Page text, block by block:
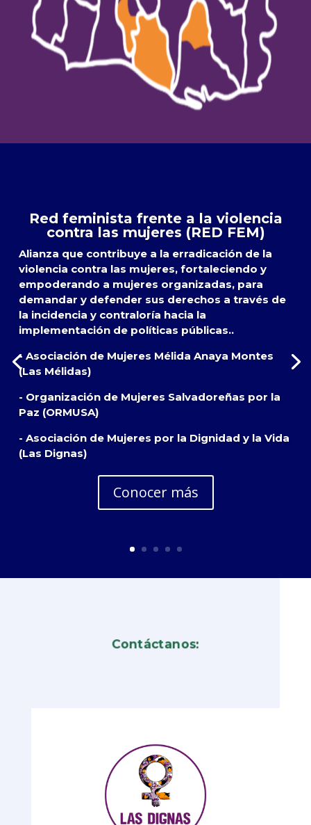
Red feminista frente a la violencia
contra las mujeres (RED FEM)
Alianza que contribuye a la erradicación de la
violencia contra las mujeres, fortaleciendo y
empoderando a mujeres organizadas, para
demandar y defender sus derechos a través de
la incidencia y contraloría hacia la
implementación de políticas públicas..
- Asociación de Mujeres Mélida Anaya Montes
(Las Mélidas)
- Organización de Mujeres Salvadoreñas por la
Paz (ORMUSA)
- Asociación de Mujeres por la Dignidad y la Vida
(Las Dignas)
Conocer más
Contáctanos: